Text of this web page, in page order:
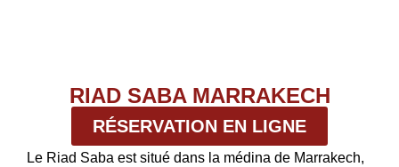
RIAD SABA MARRAKECH
RÉSERVATION EN LIGNE
Le Riad Saba est situé dans la médina de Marrakech,